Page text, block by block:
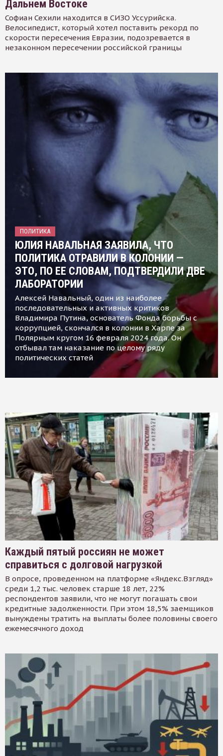
Дальнем Востоке
Софиан Сехили находится в СИЗО Уссурийска.
Велосипедист, который хотел поставить рекорд по
скорости пересечения Евразии, подозревается в
незаконном пересечении российской границы
ПОЛИТИКА
ЮЛИЯ НАВАЛЬНАЯ ЗАЯВИЛА, ЧТО
ПОЛИТИКА ОТРАВИЛИ В КОЛОНИИ —
ЭТО, ПО ЕЕ СЛОВАМ, ПОДТВЕРДИЛИ ДВЕ
ЛАБОРАТОРИИ
Алексей Навальный, один из наиболее
последовательных и активных критиков
Владимира Путина, основатель Фонда борьбы с
коррупцией, скончался в колонии в Харпе за
Полярным кругом 16 февраля 2024 года. Он
отбывал там наказание по целому ряду
политических статей
Каждый пятый россиян не может
справиться с долговой нагрузкой
В опросе, проведенном на платформе «Яндекс.Взгляд»
среди 1,2 тыс. человек старше 18 лет, 22%
респондентов заявили, что не могут погашать свои
кредитные задолженности. При этом 18,5% заемщиков
вынуждены тратить на выплаты более половины своего
ежемесячного доход